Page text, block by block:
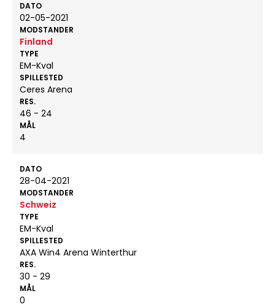
DATO
02-05-2021
MODSTANDER
Finland
TYPE
EM-Kval
SPILLESTED
Ceres Arena
RES.
46 - 24
MÅL
4
DATO
28-04-2021
MODSTANDER
Schweiz
TYPE
EM-Kval
SPILLESTED
AXA Win4 Arena Winterthur
RES.
30 - 29
MÅL
0